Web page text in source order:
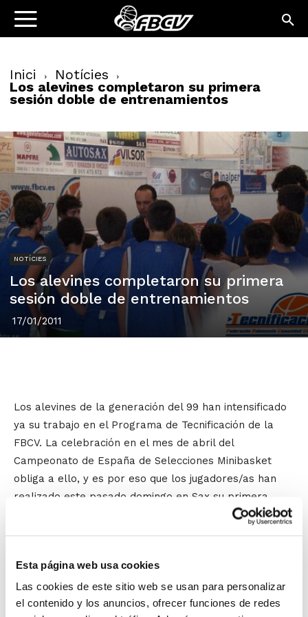
Esta página web usa cookies
Las cookies de este sitio web se usan para personalizar
el contenido y los anuncios, ofrecer funciones de redes
Inici Notícies
Los alevines completaron su primera
sesión doble de entrenamientos
NOTÍCIES
Los alevines completaron su primera
sesión doble de entrenamientos
17/01/2011
Los alevines de la generación del 99 han intensificado
ya su trabajo en el Programa de Tecnificación de la
FBCV. La celebración en el mes de abril del
Campeonato de España de Selecciones Minibasket
obliga a ello, y es por eso que los jugadores/as han
realizado este pasado domingo en Sax su primera
perder, ya que el programa de RTVV sobre el
próximo viernes 21 de enero un reportaje sobre el
trabajo de los mas pequeños dentro del Programa de